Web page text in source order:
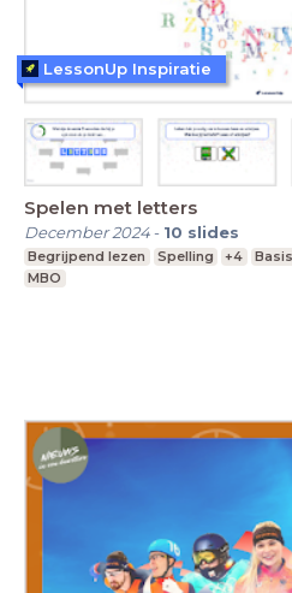
Spelen met letters
December 2024- 10 slides
Begrijpend lezen Spelling +4
MBO
LessonUp Inspiratie